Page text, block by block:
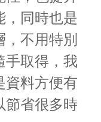
，同時也是
，不用特別
手取得，我
資料方便有
節省很多時